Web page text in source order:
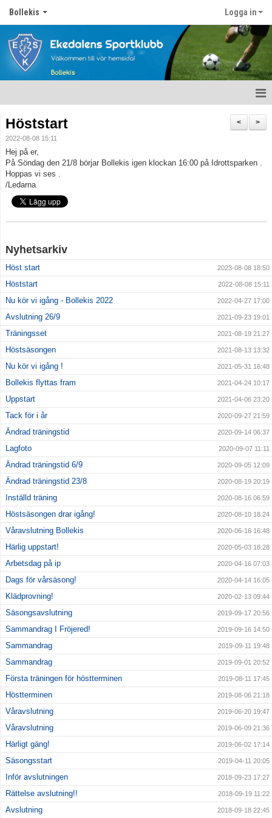
Bollekis Logga in
Nyheter
Kalender
Bildgalleri
Dokument
Kontakt
>
<
Höststart
2022-08-08 15:11
Hej på er,
På Söndag den 21/8 börjar Bollekis igen klockan 16:00 på Idrottsparken .
Hoppas vi ses .
/Ledarna
Nyhetsarkiv
Höst start 2023-08-08 18:50
Höststart 2022-08-08 15:11
Nu kör vi igång - Bollekis 2022 2022-04-27 17:00
Avslutning 26/9 2021-09-23 19:01
Träningsset 2021-08-19 21:27
Höstsäsongen 2021-08-13 13:32
Nu kör vi igång ! 2021-05-31 16:48
Bollekis flyttas fram 2021-04-24 10:17
Uppstart 2021-04-06 23:20
Tack för i år 2020-09-27 21:59
Ändrad träningstid 2020-09-14 06:37
Lagfoto 2020-09-07 11:11
Ändrad träningstid 6/9 2020-09-05 12:09
Ändrad träningstid 23/8 2020-08-19 20:19
Inställd träning 2020-08-16 06:59
Höstsäsongen drar igång! 2020-08-10 18:24
Våravslutning Bollekis 2020-06-16 16:48
Härlig uppstart! 2020-05-03 18:28
Arbetsdag på ip 2020-04-16 07:03
Dags för vårsäsong! 2020-04-14 16:05
Klädprovning! 2020-02-13 09:44
Säsongsavslutning 2019-09-17 20:56
Sammandrag I Fröjered! 2019-09-16 14:50
Sammandrag 2019-09-11 19:48
Sammandrag 2019-09-01 20:52
Första träningen för höstterminen 2019-08-11 17:45
Höstterminen 2019-08-06 21:18
Våravslutning 2019-06-20 19:47
Våravslutning 2019-06-09 21:36
Härligt gäng! 2019-06-02 17:14
Säsongsstart 2019-04-11 20:05
Inför avslutningen 2018-09-23 17:27
Rättelse avslutning!! 2018-09-19 11:22
Avslutning 2018-09-18 22:45